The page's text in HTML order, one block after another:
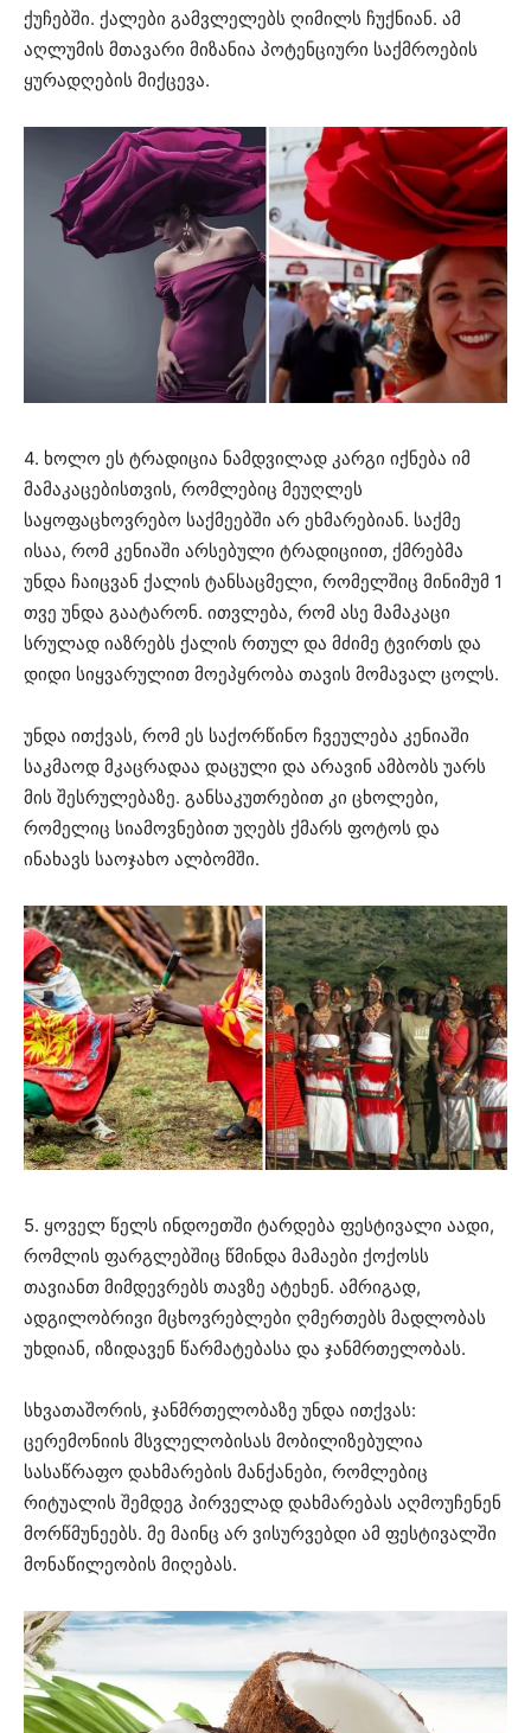
ქუჩებში. ქალები გამვლელებს ღიმილს ჩუქნიან. ამ
აღლუმის მთავარი მიზანია პოტენციური საქმროების
ყურადღების მიქცევა.
4. ხოლო ეს ტრადიცია ნამდვილად კარგი იქნება იმ
მამაკაცებისთვის, რომლებიც მეუღლეს
საყოფაცხოვრებო საქმეებში არ ეხმარებიან. საქმე
ისაა, რომ კენიაში არსებული ტრადიციით, ქმრებმა
უნდა ჩაიცვან ქალის ტანსაცმელი, რომელშიც მინიმუმ 1
თვე უნდა გაატარონ. ითვლება, რომ ასე მამაკაცი
სრულად იაზრებს ქალის რთულ და მძიმე ტვირთს და
დიდი სიყვარულით მოეპყრობა თავის მომავალ ცოლს.
უნდა ითქვას, რომ ეს საქორწინო ჩვეულება კენიაში
საკმაოდ მკაცრადაა დაცული და არავინ ამბობს უარს
მის შესრულებაზე. განსაკუთრებით კი ცხოლები,
რომელიც სიამოვნებით უღებს ქმარს ფოტოს და
ინახავს საოჯახო ალბომში.
5. ყოველ წელს ინდოეთში ტარდება ფესტივალი აადი,
რომლის ფარგლებშიც წმინდა მამაები ქოქოსს
თავიანთ მიმდევრებს თავზე ატეხენ. ამრიგად,
ადგილობრივი მცხოვრებლები ღმერთებს მადლობას
უხდიან, იზიდავენ წარმატებასა და ჯანმრთელობას.
სხვათაშორის, ჯანმრთელობაზე უნდა ითქვას:
ცერემონიის მსვლელობისას მობილიზებულია
სასაწრაფო დახმარების მანქანები, რომლებიც
რიტუალის შემდეგ პირველად დახმარებას აღმოუჩენენ
მორწმუნეებს. მე მაინც არ ვისურვებდი ამ ფესტივალში
მონაწილეობის მიღებას.